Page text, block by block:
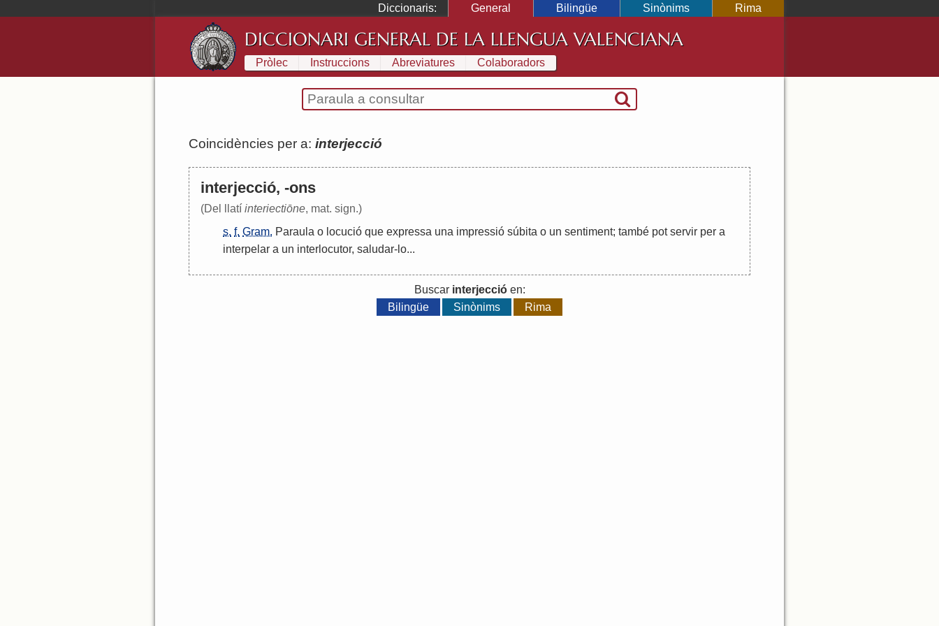
Diccionaris: General Bilingüe Sinònims Rima
DICCIONARI GENERAL DE LA LLENGUA VALENCIANA
Pròlec Instruccions Abreviatures Colaboradors
Coincidències per a: interjecció
interjecció, -ons
(Del llatí interiectiōne, mat. sign.)
s. f. Gram. Paraula o locució que expressa una impressió súbita o un sentiment; també pot servir per a
interpelar a un interlocutor, saludar- lo...
Buscar interjeccióen:
Bilingüe
Sinònims Rima